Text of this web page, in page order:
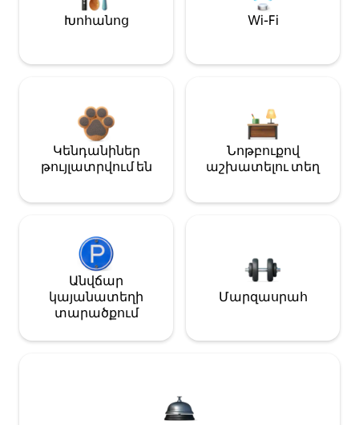
Խոհանոց Wi-Fi
Կենդանիներ
թույլատրվում են
Նոթբուքով
աշխատելու տեղ
Անվճար
կայանատեղի
տարածքում
Մարզասրահ